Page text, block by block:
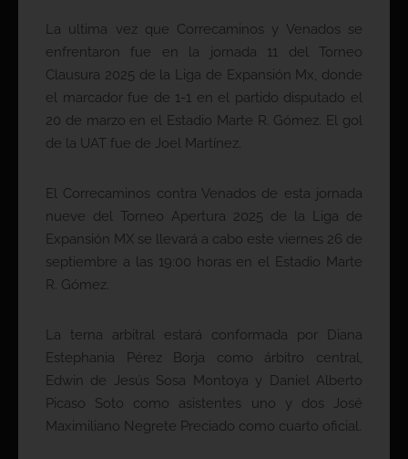
La ultima vez que Correcaminos y Venados se
enfrentaron fue en la jornada 11 del Torneo
Clausura 2025 de la Liga de Expansión Mx, donde
el marcador fue de 1-1 en el partido disputado el
20 de marzo en el Estadio Marte R. Gómez. El gol
de la UAT fue de Joel Martínez.
El Correcaminos contra Venados de esta jornada
nueve del Torneo Apertura 2025 de la Liga de
Expansión MX se llevará a cabo este viernes 26 de
septiembre a las 19:00 horas en el Estadio Marte
R. Gómez.
La terna arbitral estará conformada por Diana
Estephania Pérez Borja como árbitro central,
Edwin de Jesús Sosa Montoya y Daniel Alberto
Picaso Soto como asistentes uno y dos José
Maximiliano Negrete Preciado como cuarto oficial.